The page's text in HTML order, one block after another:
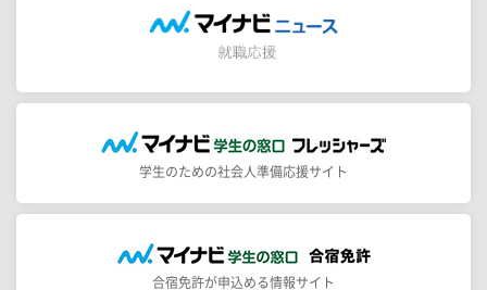
学生のための社会人準備応援サイト
合宿免許が申込める情報サイト